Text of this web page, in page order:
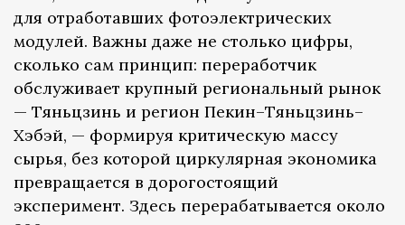
для отработавших фотоэлектрических
модулей. Важны даже не столько цифры,
сколько сам принцип: переработчик
обслуживает крупный региональный рынок
— Тяньцзинь и регион Пекин–Тяньцзинь–
Хэбэй, — формируя критическую массу
сырья, без которой циркулярная экономика
превращается в дорогостоящий
эксперимент. Здесь перерабатывается около